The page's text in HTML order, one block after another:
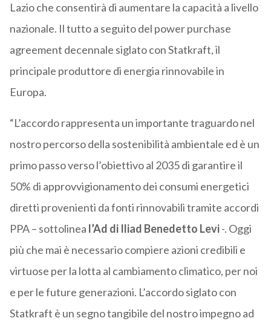
Lazio che consentirà di aumentare la capacità a livello
nazionale. Il tutto a seguito del power purchase
agreement decennale siglato con Statkraft, il
principale produttore di energia rinnovabile in
Europa.
“L’accordo rappresenta un importante traguardo nel
nostro percorso della sostenibilità ambientale ed è un
primo passo verso l’obiettivo al 2035 di garantire il
50% di approvvigionamento dei consumi energetici
diretti provenienti da fonti rinnovabili tramite accordi
PPA – sottolinea l’Ad di Iliad Benedetto Levi-. Oggi
più che mai è necessario compiere azioni credibili e
virtuose per la lotta al cambiamento climatico, per noi
e per le future generazioni. L’accordo siglato con
Statkraft è un segno tangibile del nostro impegno ad